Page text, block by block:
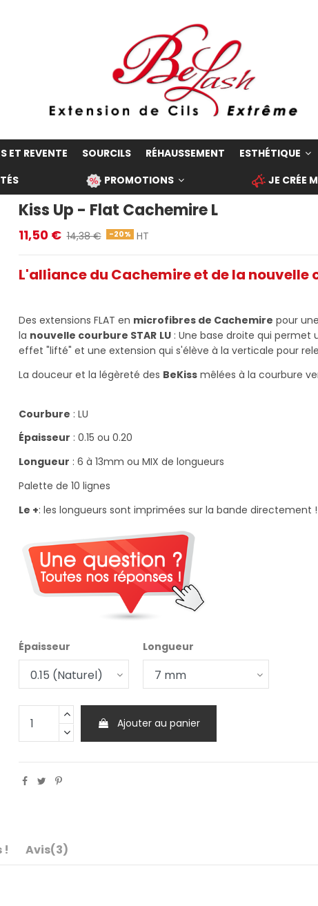
ET REVENTE SOURCILS RÉHAUSSEMENT ESTHÉTIQUE
PROMOTIONS JE CRÉE
Kiss Up - Flat Cachemire L
11,50 € 14,38 € -20% HT
L'alliance du Cachemire et de la nouvelle
Des extensions FLAT en microfibres de Cachemire pour
la nouvelle courbure STAR LU : Une base droite qui
effet "lifté" et une extension qui s'élève à la verticale pour
La douceur et la légèreté des BeKiss mêlées à la courbure
Courbure : LU
Épaisseur : 0.15 ou 0.20
Longueur : 6 à 13mm ou MIX de longueurs
Palette de 10 lignes
Le +: les longueurs sont imprimées sur la bande directement !
Épaisseur Longueur
Ajouter au panier
! Avis(3)